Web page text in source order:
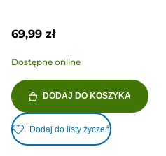
69,99 zł
Dostępne online
DODAJ DO KOSZYKA
Dodaj do listy życzeń